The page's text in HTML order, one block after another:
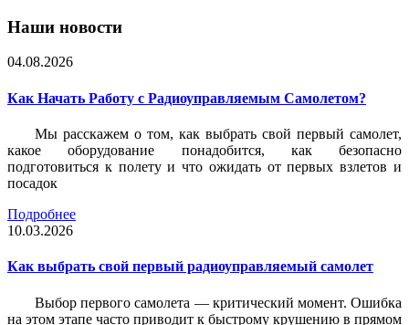
Наши новости
04.08.2026
Как Начать Работу с Радиоуправляемым Самолетом?
Мы расскажем о том, как выбрать свой первый самолет,
какое оборудование понадобится, как безопасно
подготовиться к полету и что ожидать от первых взлетов и
посадок
Подробнее
10.03.2026
Как выбрать свой первый радиоуправляемый самолет
Выбор первого самолета — критический момент. Ошибка
на этом этапе часто приводит к быстрому крушению в прямом